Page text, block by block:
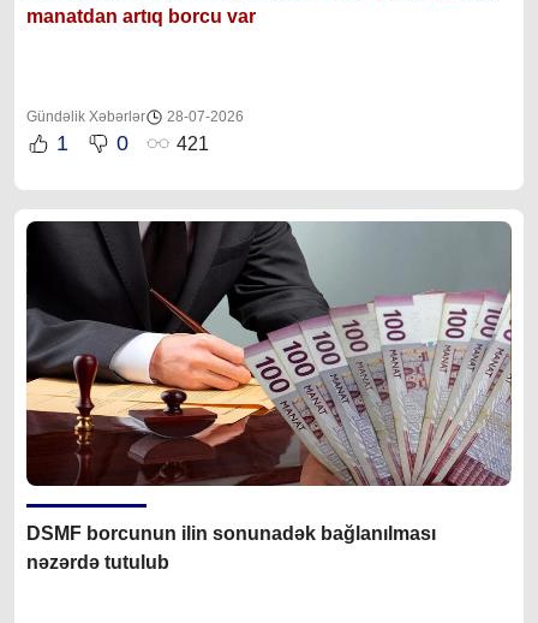
manatdan artıq borcu var
Gündəlik Xəbərlər 28-07-2026
1 0 421
DSMF borcunun ilin sonunadək bağlanılması
nəzərdə tutulub